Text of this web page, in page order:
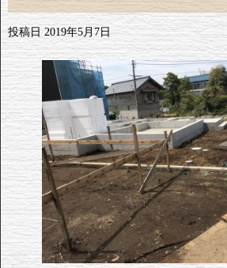
投稿日 2019年5月7日